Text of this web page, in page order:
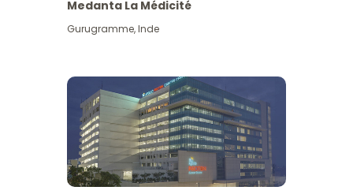
Medanta La Médicité
Gurugramme,Inde